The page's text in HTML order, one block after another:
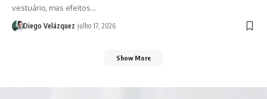
vestuário, mas efeitos…
Diego Velázquez julho 17, 2026
Show More